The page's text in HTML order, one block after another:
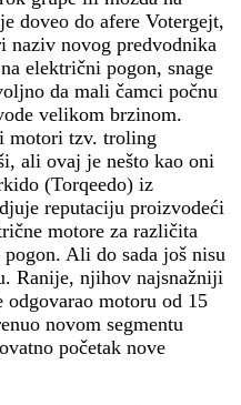
doveo do afere Votergejt,
naziv novog predvodnika
električni pogon, snage
da mali čamci počnu
velikom brzinom.
motori tzv. troling
ali ovaj je nešto kao oni
(Torqeedo) iz
reputaciju proizvodeći
motore za različita
Ali do sada još nisu
Ranije, njihov najsnažniji
motoru od 15
novom segmentu
početak nove